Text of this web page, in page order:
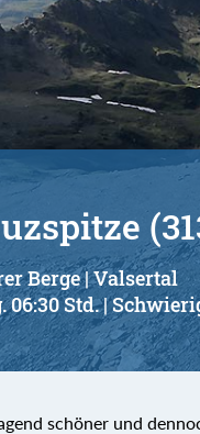
Berge | Valsertal
06:30 Std. |
schöner und